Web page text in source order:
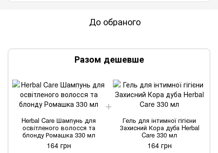
До обраного
Разом дешевше
Herbal Care Шампунь для
освітленого волосся та
блонду Ромашка 330 мл
164 грн
Гель для інтимної гігієни
Захисний Кора дуба Herbal
Care 330 мл
164 грн